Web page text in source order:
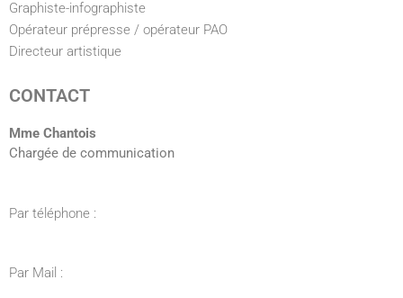
Graphiste-infographiste
Opérateur prépresse / opérateur PAO
Directeur artistique
CONTACT
Mme Chantois
Chargée de communication
Par téléphone :
Par Mail :